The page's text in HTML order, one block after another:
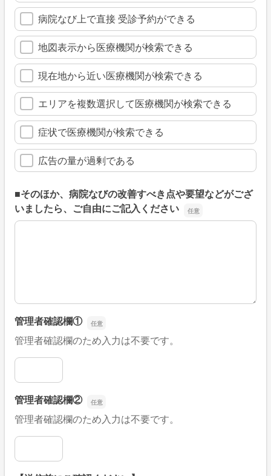
病院なび上で直接 受診予約ができる
地図表示から医療機関が検索できる
現在地から近い医療機関が検索できる
エリアを複数選択して医療機関が検索できる
症状で医療機関が検索できる
広告の量が過剰である
■そのほか、病院なびの改善すべき点や要望などがござ
いましたら、ご自由にご記入ください
■そのほか、病院なびの改善すべき点や要望などがござい
管理者確認欄①
管理者確認欄のため入力は不要です。
管理者確認欄①
管理者確認欄②
管理者確認欄のため入力は不要です。
管理者確認欄②